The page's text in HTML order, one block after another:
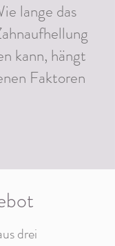
lange das
kann, hängt
Faktoren
drei